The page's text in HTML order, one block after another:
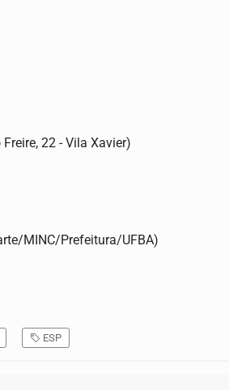
22 - Vila Xavier)
MINC/Prefeitura/UFBA)
ESP